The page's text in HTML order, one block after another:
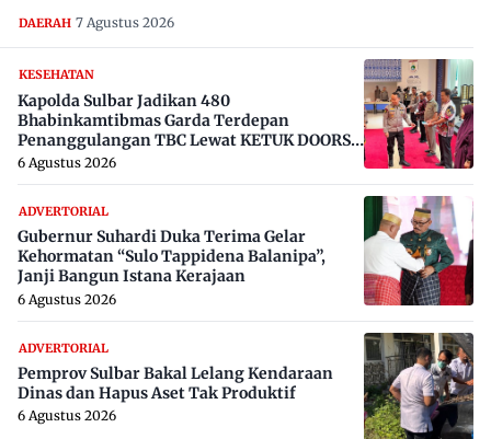
DAERAH 7 Agustus 2026
KESEHATAN
Kapolda Sulbar Jadikan 480
Bhabinkamtibmas Garda Terdepan
Penanggulangan TBC Lewat KETUK DOORS
di 650 Desa
6 Agustus 2026
ADVERTORIAL
Gubernur Suhardi Duka Terima Gelar
Kehormatan “Sulo Tappidena Balanipa”,
Janji Bangun Istana Kerajaan
6 Agustus 2026
ADVERTORIAL
Pemprov Sulbar Bakal Lelang Kendaraan
Dinas dan Hapus Aset Tak Produktif
6 Agustus 2026